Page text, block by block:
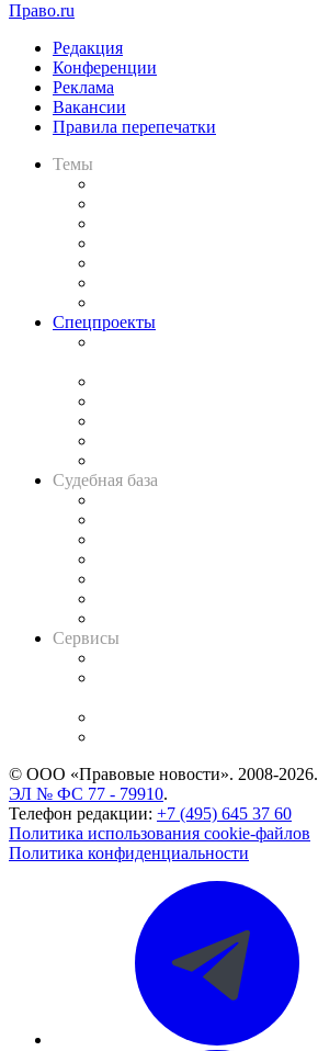
Право.ru
Редакция
Конференции
Реклама
Вакансии
Правила перепечатки
Темы
Спецпроекты
Судебная база
Сервисы
© ООО «Правовые новости». 2008-2026.
ЭЛ № ФС 77 - 79910.
Телефон редакции: +7 (495) 645 37 60
Политика использования cookie-файлов
Политика конфиденциальности